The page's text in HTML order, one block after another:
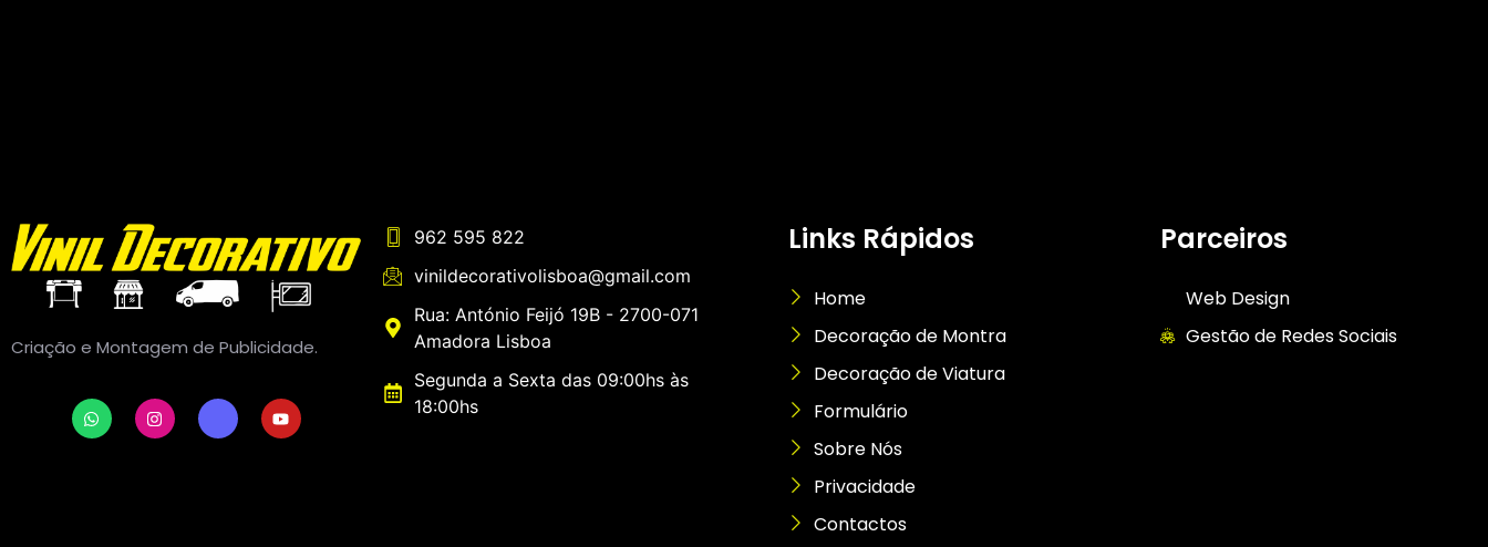
Criação e Montagem de Publicidade.
962 595 822
vinildecorativolisboa@gmail.com
Rua: António Feijó 19B - 2700-071
Amadora Lisboa
Segunda a Sexta das 09:00hs às
18:00hs
Links Rápidos
Home
Decoração de Montra
Decoração de Viatura
Formulário
Sobre Nós
Privacidade
Contactos
Parceiros
Web Design
Gestão de Redes Sociais